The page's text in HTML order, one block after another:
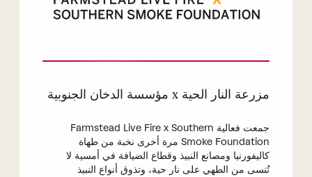
مزرعة النار الحية x مؤسسة الدخان الجنوبية
جمعت فعالية Farmstead Live Fire x Southern
Smoke Foundation مرة أخرى نخبة من طهاة
كاليفورنيا ومصانع النبيذ وقطاع الضيافة في أمسية لا
تُنسى من الطهي على نار حية، وتذوق أنواع النبيذ